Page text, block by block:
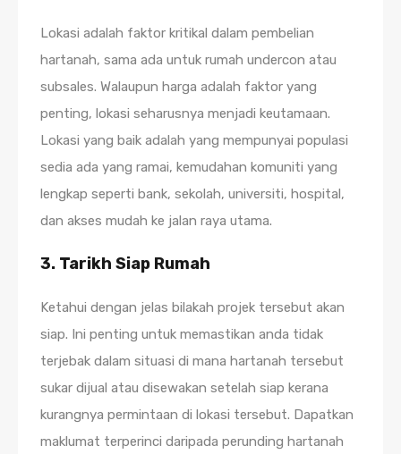
Lokasi adalah faktor kritikal dalam pembelian
hartanah, sama ada untuk rumah undercon atau
subsales. Walaupun harga adalah faktor yang
penting, lokasi seharusnya menjadi keutamaan.
Lokasi yang baik adalah yang mempunyai populasi
sedia ada yang ramai, kemudahan komuniti yang
lengkap seperti bank, sekolah, universiti, hospital,
dan akses mudah ke jalan raya utama.
3. Tarikh Siap Rumah
Ketahui dengan jelas bilakah projek tersebut akan
siap. Ini penting untuk memastikan anda tidak
terjebak dalam situasi di mana hartanah tersebut
sukar dijual atau disewakan setelah siap kerana
kurangnya permintaan di lokasi tersebut. Dapatkan
maklumat terperinci daripada perunding hartanah